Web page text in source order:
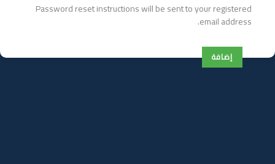
Password reset instructions will be sent to your registered
email address.